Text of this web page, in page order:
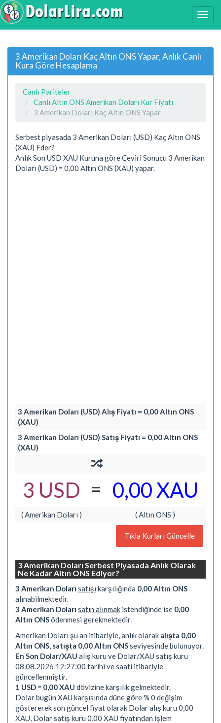
3 Amerikan Doları Kaç Altın ONS Yapar, Anlık Canlı
Kura Göre Hesaplama
Canlı Pariteler
Canlı Altın ONS Amerikan Doları Kur Fiyatı
3 Amerikan Doları Kaç Altın ONS Yapar
Serbest piyasada 3 Amerikan Doları (USD) Kaç Altın ONS
(XAU) Eder?
Anlık Son USD XAU Kuruna göre Çeviri Sonucu 3 Amerikan
Doları (USD) = 0,00 Altın ONS (XAU) yapar.
3 Amerikan Doları (USD) Alış Fiyatı = 0,00 Altın ONS
(XAU)
3 Amerikan Doları (USD) Satış Fiyatı = 0,00 Altın ONS
(XAU)
3 USD = 0,00 XAU
( Amerikan Doları ) ( Altın ONS )
Tıkla Kurları Güncelle
3 Amerikan Doları Serbest Piyasada Anlık Olarak
Ne Kadar Altın ONS Ediyor?
3 Amerikan Doları satışı karşılığında 0,00 Altın ONS
alınabilmektedir.
3 Amerikan Doları satın alınmak istendiğinde ise 0,00
Altın ONSödenmesi gerekmektedir.
Amerikan Doları şu an itibariyle, anlık olarak alışta 0,00
Altın ONS satışta 0,00 Altın ONSseviyesinde bulunuyor.
En Son Dolar/XAU alış kuru ve Dolar/XAU satış kuru
08.08.2026 12:27:00 tarihi ve saati itibariyle
güncellenmiştir.
1 USD = 0,00 XAU dövizine karşılık gelmektedir.
Dolar bugün XAU karşısında düne göre % 0 değişim
göstererek son güncel fiyat olarak Dolar alış kuru 0,00
XAU, Dolar satış kuru 0,00 XAU fiyatından işlem